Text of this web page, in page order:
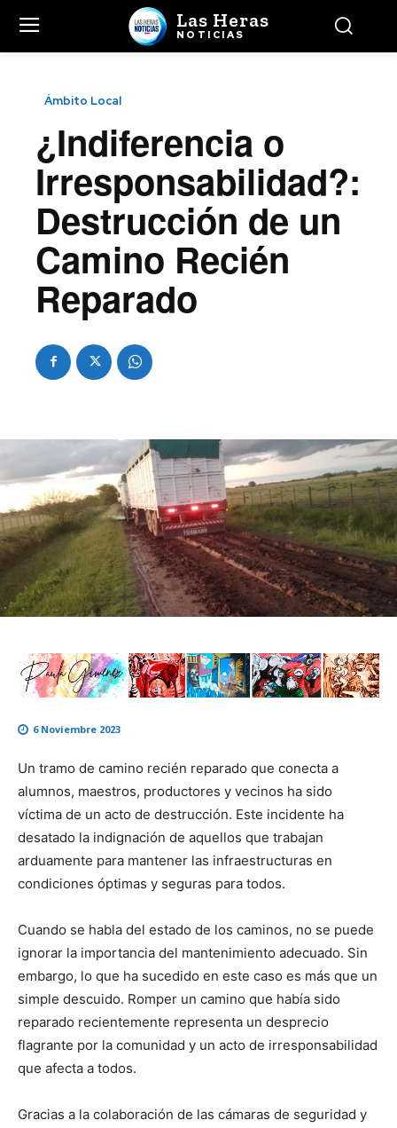
Las Heras
NOTICIAS
Ámbito Local
¿Indiferencia o
Irresponsabilidad?:
Destrucción de un
Camino Recién
Reparado
6 Noviembre 2023
Un tramo de camino recién reparado que conecta a
alumnos, maestros, productores y vecinos ha sido
víctima de un acto de destrucción. Este incidente ha
desatado la indignación de aquellos que trabajan
arduamente para mantener las infraestructuras en
condiciones óptimas y seguras para todos.
Cuando se habla del estado de los caminos, no se puede
ignorar la importancia del mantenimiento adecuado. Sin
embargo, lo que ha sucedido en este caso es más que un
simple descuido. Romper un camino que había sido
reparado recientemente representa un desprecio
flagrante por la comunidad y un acto de irresponsabilidad
que afecta a todos.
Gracias a la colaboración de las cámaras de seguridad y